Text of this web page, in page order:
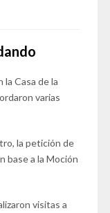
la Casa de la
varias
la petición de
base a la Moción
visitas a